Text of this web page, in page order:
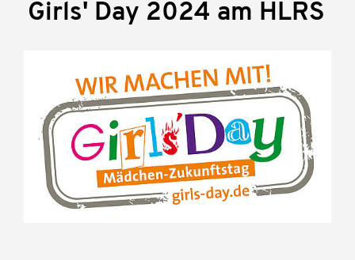
Girls' Day 2024 am HLRS